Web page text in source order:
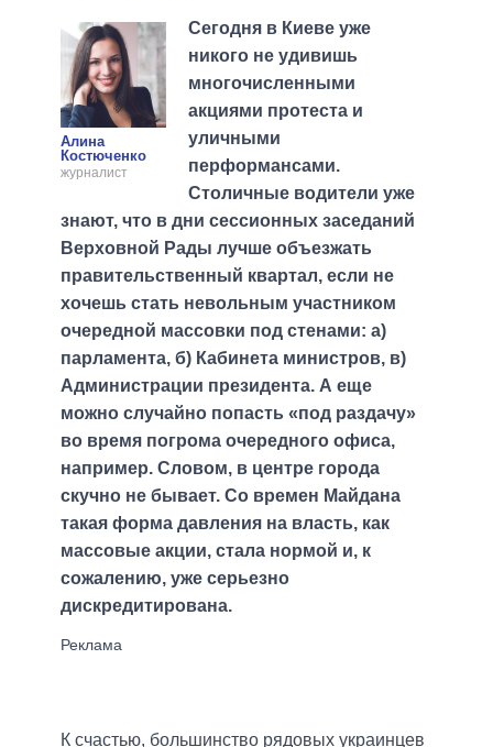
Алина
Костюченко
журналист
Сегодня в Киеве уже
никого не удивишь
многочисленными
акциями протеста и
уличными
перформансами.
Столичные водители уже
знают, что в дни сессионных заседаний
Верховной Рады лучше объезжать
правительственный квартал, если не
хочешь стать невольным участником
очередной массовки под стенами: а)
парламента, б) Кабинета министров, в)
Администрации президента. А еще
можно случайно попасть «под раздачу»
во время погрома очередного офиса,
например. Словом, в центре города
скучно не бывает. Со времен Майдана
такая форма давления на власть, как
массовые акции, стала нормой и, к
сожалению, уже серьезно
дискредитирована.
К счастью, большинство рядовых украинцев